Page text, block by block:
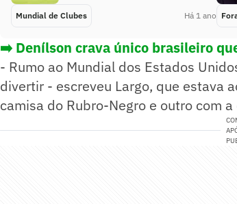
Mundial de Clubes Há 1 ano
➡️ Denílson crava único brasileiro
- Rumo ao Mundial dos Estados
divertir - escreveu Largo, que estava
camisa do Rubro-Negro e outro com